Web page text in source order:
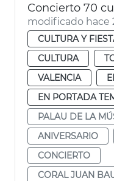
modificado hace
CULTURA Y
CULTURA
VALENCIA
EN PORTADA
PALAU DE LA
ANIVERSARIO
CONCIERTO
CORAL JUAN